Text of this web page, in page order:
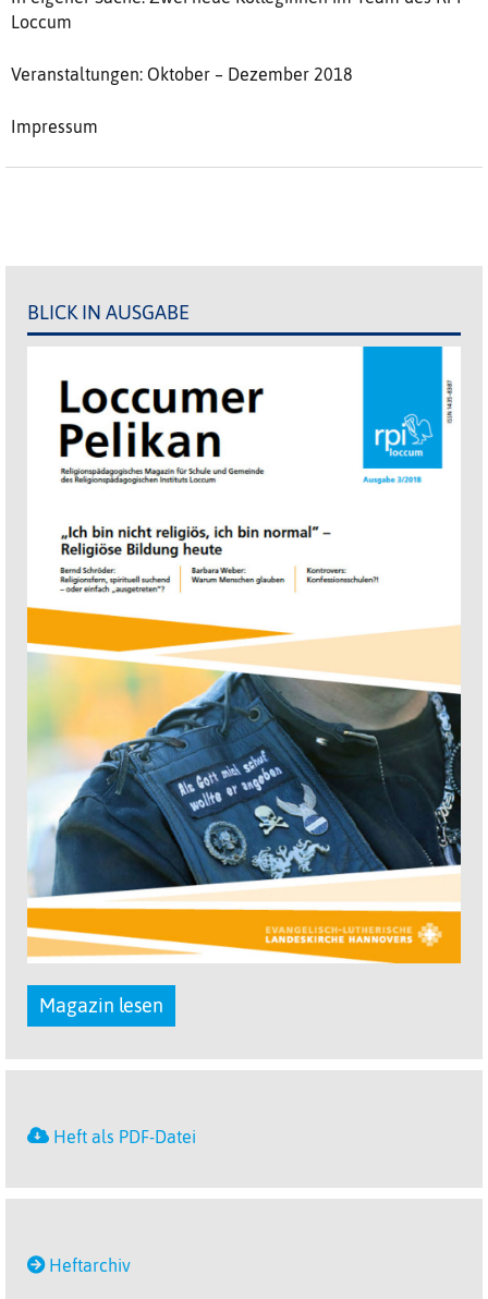
Loccum
Veranstaltungen: Oktober – Dezember 2018
Impressum
BLICK IN AUSGABE
Magazin lesen
Heft als PDF-Datei
Heftarchiv